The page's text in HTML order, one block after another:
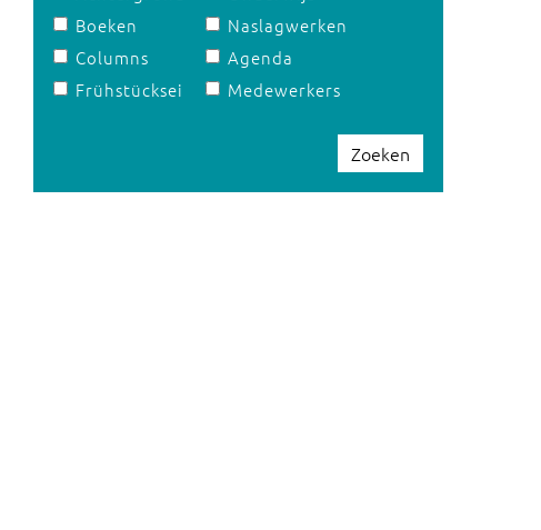
Boeken
Columns
Frühstücksei
Naslagwerken
Agenda
Medewerkers
Zoeken